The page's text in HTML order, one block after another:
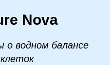
Nova
о водном балансе